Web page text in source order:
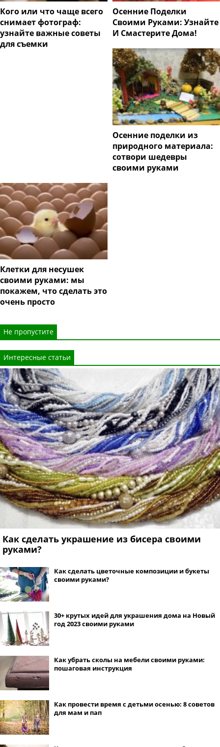
Кого или что чаще всего
снимает фотограф:
узнайте важные советы
для съемки
Осенние Поделки
Своими Руками: Узнайте
И Смастерите Дома!
Осенние поделки из
природного материала:
сотвори шедевры
своими руками
Клетки для несушек
своими руками: мы
покажем, что сделать это
очень просто
Не пропустите
Интересные статьи
Как сделать украшение из бисера своими
руками?
Как сделать цветочные композиции и букеты
своими руками?
30+ крутых идей для украшения дома на Новый
год 2023 своими руками
Как убрать сколы на мебели своими руками:
пошаговая инструкция
Как провести время с детьми осенью: 8 советов
для мам и пап